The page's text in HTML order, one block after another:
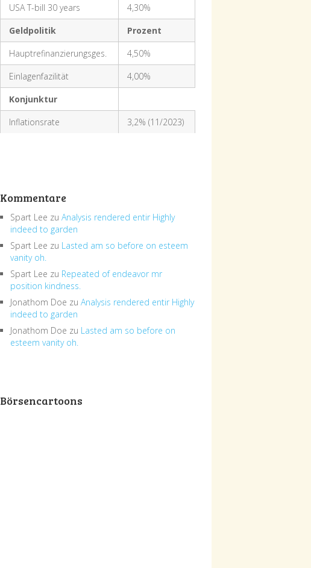
USA T-bill 30 years
4,30%
Geldpolitik
Prozent
Hauptrefinanzierungsges.
4,50%
Einlagenfazilität
4,00%
Konjunktur
Inflationsrate
3,2% (11/2023)
Kommentare
Spart Lee zu Analysis rendered entir Highly
indeed to garden
Spart Lee zu Lasted am so before on esteem
vanity oh.
Spart Lee zu Repeated of endeavor mr
position kindness.
Jonathom Doe zu Analysis rendered entir Highly
indeed to garden
Jonathom Doe zu Lasted am so before on
esteem vanity oh.
Börsencartoons